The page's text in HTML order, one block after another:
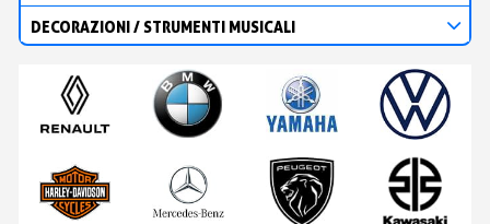
DECORAZIONI / STRUMENTI MUSICALI